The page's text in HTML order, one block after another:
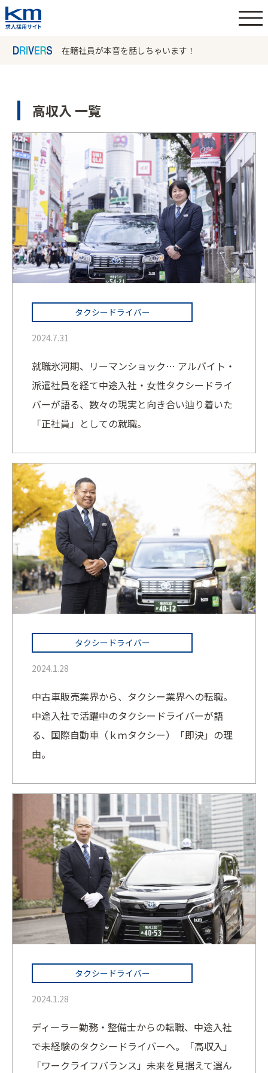
在籍社員が本音を話しちゃいます！
高収入 一覧
タクシードライバー
2024.7.31
就職氷河期、リーマンショック… アルバイト・
派遣社員を経て中途入社・女性タクシードライ
バーが語る、数々の現実と向き合い辿り着いた
「正社員」としての就職。
タクシードライバー
2024.1.28
中古車販売業界から、タクシー業界への転職。
中途入社で活躍中のタクシードライバーが語
る、国際自動車（ｋｍタクシー）「即決」の理
由。
タクシードライバー
2024.1.28
ディーラー勤務・整備士からの転職、中途入社
で未経験のタクシードライバーへ。「高収入」
「ワークライフバランス」未来を見据えて選ん